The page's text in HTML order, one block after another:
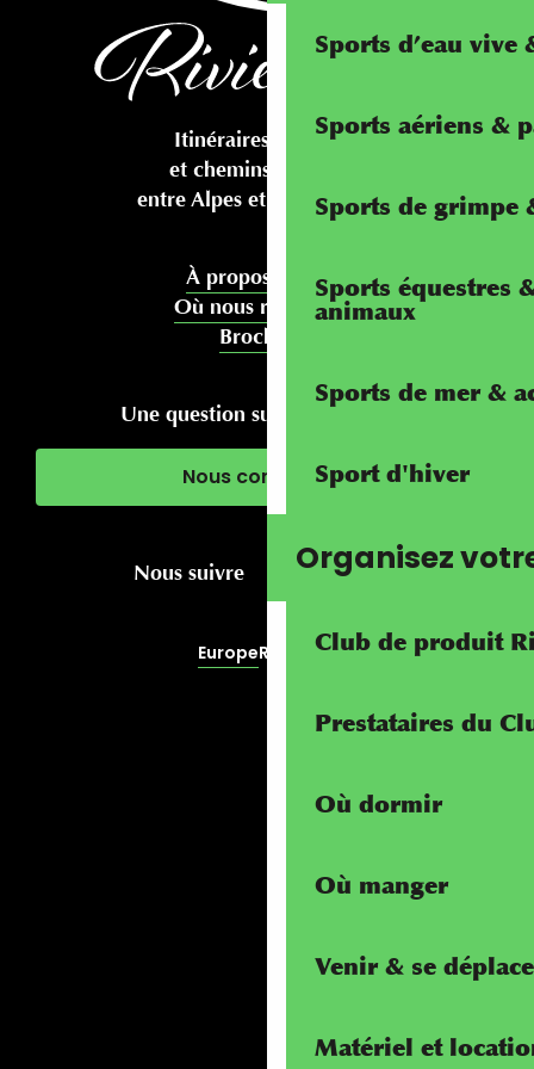
Sports d’eau vive
Sports aériens &
Sports de grimpe
Sports équestres
animaux
Sports de mer &
Sport d'hiver
Organisez
Club de produit
Prestataires du
Où dormir
Où manger
Venir & se
Matériel et
Itinéraires cyclables
et chemins pédestres
entre Alpes et Méditerranée
À propos de nous
Où nous rencontrer
Brochures
Une question sur votre séjour ?
Nous contacter
Nous suivre
EuropeRivierALP